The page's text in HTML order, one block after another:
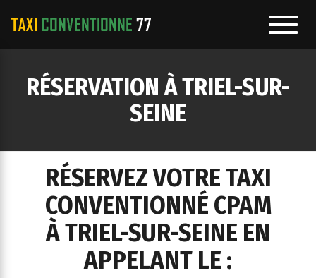
RÉSERVATION À TRIEL-SUR-
SEINE
RÉSERVEZ VOTRE TAXI
CONVENTIONNÉ CPAM
À TRIEL-SUR-SEINE EN
APPELANT LE :